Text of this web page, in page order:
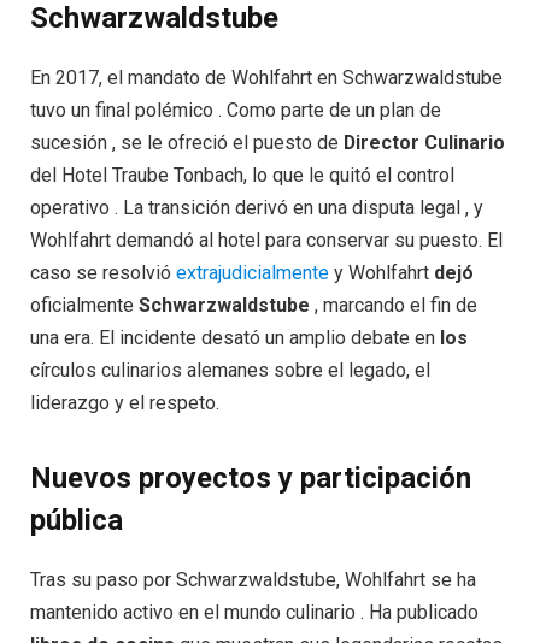
Schwarzwaldstube
En 2017, el mandato de Wohlfahrt en Schwarzwaldstube
tuvo un final polémico . Como parte de un plan de
sucesión , se le ofreció el puesto de Director Culinario
del Hotel Traube Tonbach, lo que le quitó el control
operativo . La transición derivó en una disputa legal , y
Wohlfahrt demandó al hotel para conservar su puesto. El
caso se resolvió extrajudicialmente y Wohlfahrt dejó
oficialmente Schwarzwaldstube , marcando el fin de
una era. El incidente desató un amplio debate en los
círculos culinarios alemanes sobre el legado, el
liderazgo y el respeto.
Nuevos proyectos y participación
pública
Tras su paso por Schwarzwaldstube, Wohlfahrt se ha
mantenido activo en el mundo culinario . Ha publicado